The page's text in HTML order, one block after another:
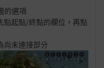
的選項
點起點/終點的欄位，再點
尚未連接部分